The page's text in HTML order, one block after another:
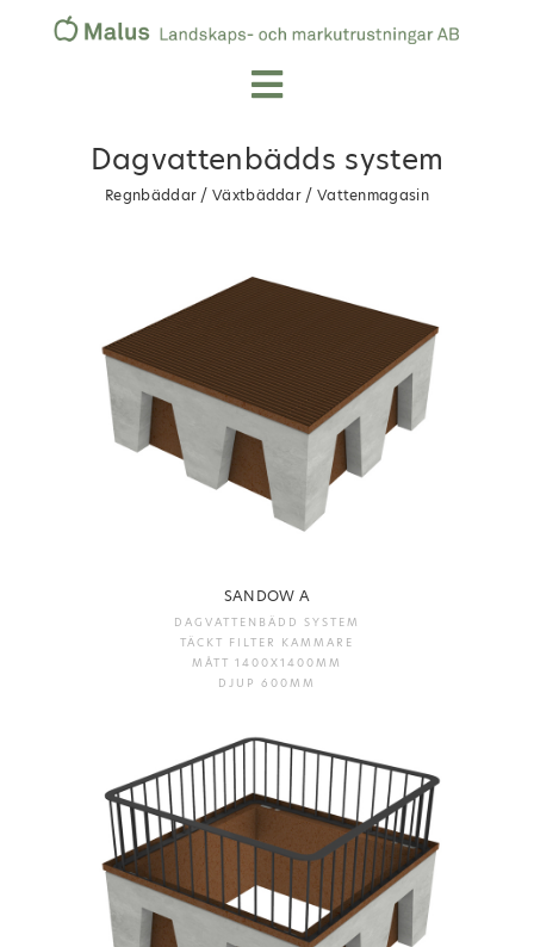
Dagvattenbädds system
Regnbäddar / Växtbäddar / Vattenmagasin
SANDOW A
DAGVATTENBÄDD SYSTEM
TÄCKT FILTER KAMMARE
MÅTT 1400X1400MM
DJUP 600MM